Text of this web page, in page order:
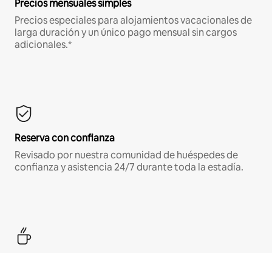
Precios mensuales simples
Precios especiales para alojamientos vacacionales de
larga duración y un único pago mensual sin cargos
adicionales.*
Reserva con confianza
Revisado por nuestra comunidad de huéspedes de
confianza y asistencia 24/7 durante toda la estadía.